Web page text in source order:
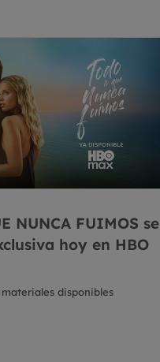
NUNCA FUIMOS se
hoy en HBO
disponibles